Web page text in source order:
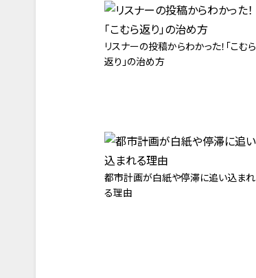
リスナーの投稿からわかった！「こむら
返り」の治め方
都市計画が白紙や停滞に追い込まれ
る理由